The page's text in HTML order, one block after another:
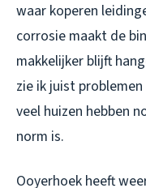
waar koperen
corrosie maakt de
makkelijker blijft
zie ik juist
veel huizen hebben
norm is.
Ooyerhoek heeft